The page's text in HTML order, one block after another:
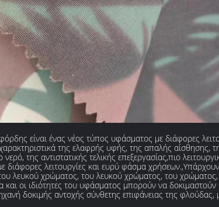
είναι ένας νέος τύπος υφάσματος με διάφορες
της ελαφρής υφής, της απαλής αίσθησης,
νερό, της αντιστατικής τελικής επεξεργασίας,πιο
διάφορες λειτουργίες και ευρύ φάσμα
λευκού χρώματος, του λευκού χρώματος, του
και οι ιδιότητες του υφάσματος μπορούν να
δοκιμής αντοχής σύνθετης επιφάνειας της